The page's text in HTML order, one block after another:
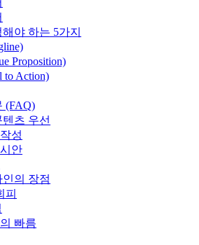
야 하는 5가지
Proposition)
to Action)
(FAQ)
츠 우선
성
안
의 장점
피
빠름